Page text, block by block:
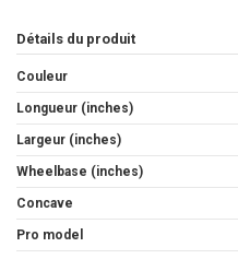
Détails du produit
Couleur
Longueur (inches)
Largeur (inches)
Wheelbase (inches)
Concave
Pro model